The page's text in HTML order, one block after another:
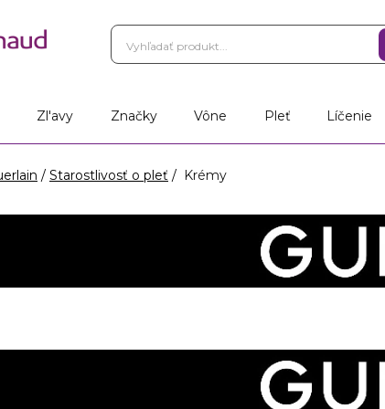
Zl'avy Značky Vône Pleť Líčenie
Starostlivosť o pleť Krémy